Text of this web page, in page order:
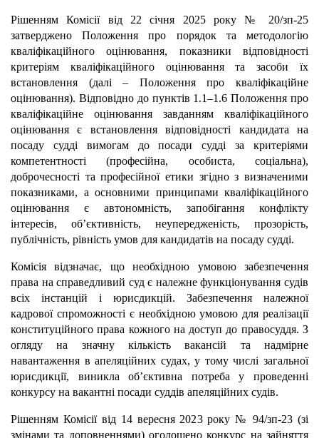
Рішенням Комісії від 22 січня 2025 року № 20/зп-25
затверджено Положення про порядок та методологію
кваліфікаційного оцінювання, показники відповідності
критеріям кваліфікаційного оцінювання та засоби їх
встановлення (далі – Положення про кваліфікаційне
оцінювання). Відповідно до пунктів 1.1–1.6 Положення про
кваліфікаційне оцінювання завданням кваліфікаційного
оцінювання є встановлення відповідності кандидата на
посаду судді вимогам до посади судді за критеріями
компетентності (професійна, особиста, соціальна),
доброчесності та професійної етики згідно з визначеними
показниками, а основними принципами кваліфікаційного
оцінювання є автономність, запобігання конфлікту
інтересів, об’єктивність, неупередженість, прозорість,
публічність, рівність умов для кандидатів на посаду судді.
Комісія відзначає, що необхідною умовою забезпечення
права на справедливий суд є належне функціонування судів
всіх інстанцій і юрисдикцій. Забезпечення належної
кадрової спроможності є необхідною умовою для реалізації
конституційного права кожного на доступ до правосуддя. З
огляду на значну кількість вакансій та надмірне
навантаження в апеляційних судах, у тому числі загальної
юрисдикції, виникла об’єктивна потреба у проведенні
конкурсу на вакантні посади суддів апеляційних судів.
Рішенням Комісії від 14 вересня 2023 року № 94/зп-23 (зі
змінами та доповненнями) оголошено конкурс на зайняття